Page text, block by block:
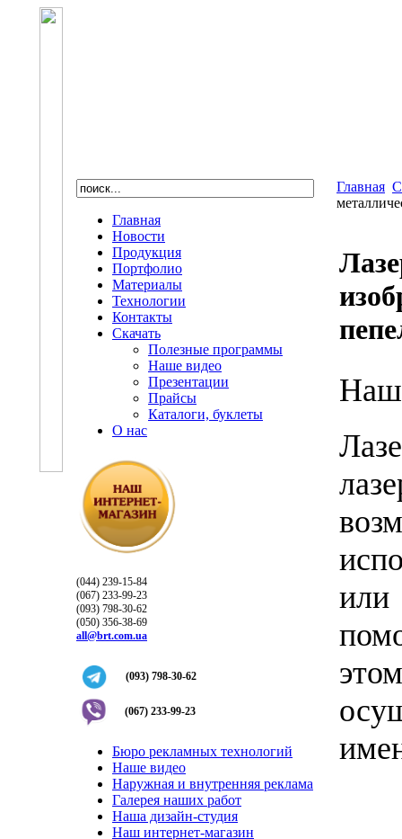
Главная
Новости
Продукция
Портфолио
Материалы
Технологии
Контакты
Скачать
Полезные программы
Наше видео
Презентации
Прайсы
Каталоги, буклеты
О нас
(044) 239-15-84
(067) 233-99-23
(093) 798-30-62
(050) 356-38-69
all@brt.com.ua
(093) 798-30-62
(067) 233-99-23
Бюро рекламных технологий
Наше видео
Наружная и внутренняя реклама
Галерея наших работ
Наша дизайн-студия
Наш интернет-магазин
Главная